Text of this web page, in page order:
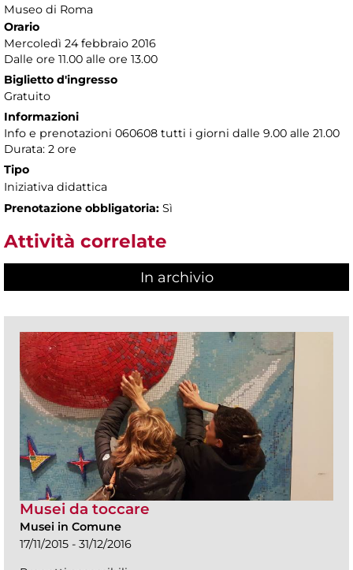
Museo di Roma
Orario
Mercoledì 24 febbraio 2016
Dalle ore 11.00 alle ore 13.00
Biglietto d'ingresso
Gratuito
Informazioni
Info e prenotazioni 060608 tutti i giorni dalle 9.00 alle 21.00
Durata: 2 ore
Tipo
Iniziativa didattica
Prenotazione obbligatoria: Sì
Attività correlate
In archivio
Musei da toccare
Musei in Comune
17/11/2015 - 31/12/2016